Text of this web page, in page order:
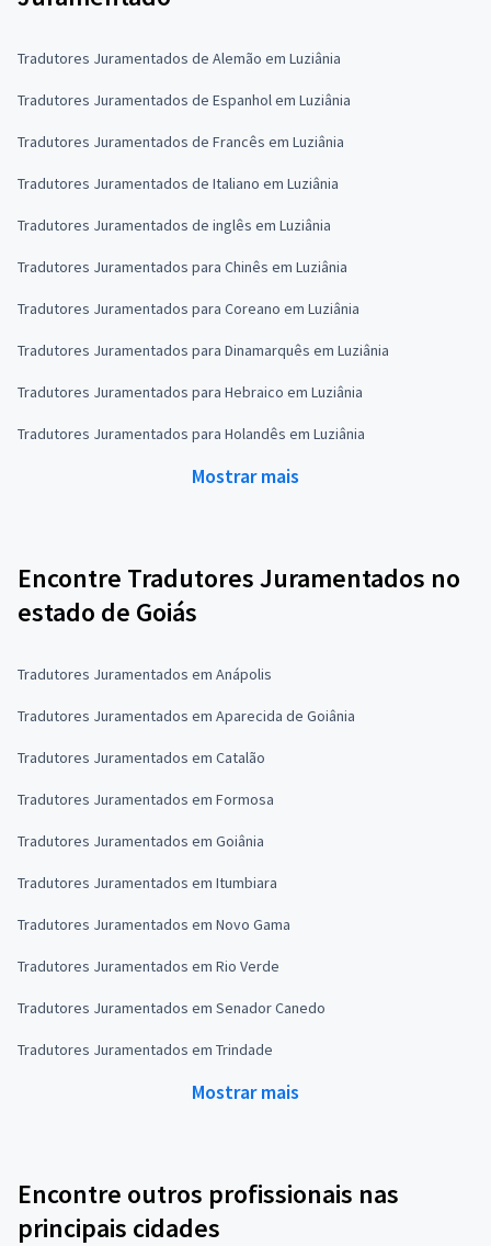
Tradutores Juramentados de Alemão em Luziânia
Tradutores Juramentados de Espanhol em Luziânia
Tradutores Juramentados de Francês em Luziânia
Tradutores Juramentados de Italiano em Luziânia
Tradutores Juramentados de inglês em Luziânia
Tradutores Juramentados para Chinês em Luziânia
Tradutores Juramentados para Coreano em Luziânia
Tradutores Juramentados para Dinamarquês em Luziânia
Tradutores Juramentados para Hebraico em Luziânia
Tradutores Juramentados para Holandês em Luziânia
Mostrar mais
Encontre Tradutores Juramentados no
estado de Goiás
Tradutores Juramentados em Anápolis
Tradutores Juramentados em Aparecida de Goiânia
Tradutores Juramentados em Catalão
Tradutores Juramentados em Formosa
Tradutores Juramentados em Goiânia
Tradutores Juramentados em Itumbiara
Tradutores Juramentados em Novo Gama
Tradutores Juramentados em Rio Verde
Tradutores Juramentados em Senador Canedo
Tradutores Juramentados em Trindade
Mostrar mais
Encontre outros profissionais nas
principais cidades